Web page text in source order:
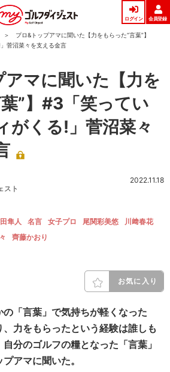
ログイン 会員登録
プロ&トップアマに聞いた【力をもらった“言葉”】
菅沼菜々を支える金言
マに聞いた【力を
”】#3「笑ってい
がくる!」菅沼菜々
スト
2022.11.18
隼人 名言 女子プロ 尾関彩美悠
川﨑春花
齊藤かおり
お気に入り
「言葉」で気持ちが軽くなった
、力をもらったという経験は誰しも
分のゴルフの糧となった「言葉」
アマに聞いた。